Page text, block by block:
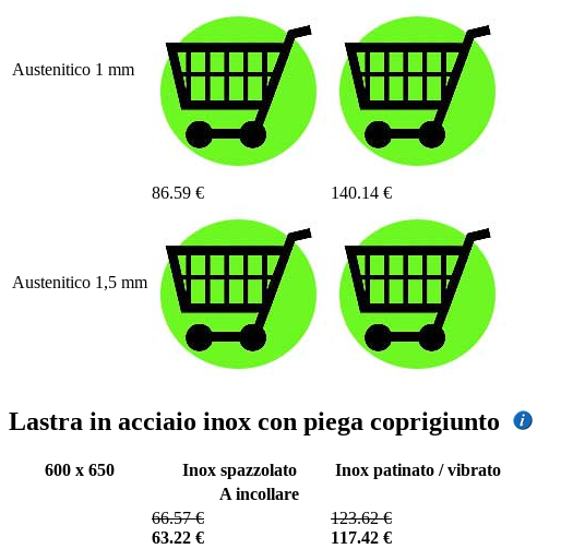
Austenitico 1 mm
Austenitico 1,5 mm
86.59 € 140.14 €
Lastra in acciaio inox con piega coprigiunto
600 x 650 Inox spazzolato
Inox patinato / vibrato
A incollare
66.57 €
63.22 €
123.62 €
117.42 €